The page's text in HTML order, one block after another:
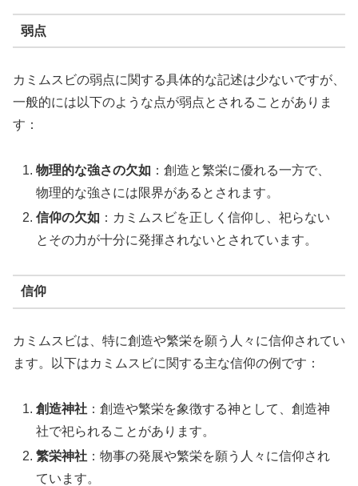
弱点
カミムスビの弱点に関する具体的な記述は少ないですが、
一般的には以下のような点が弱点とされることがありま
す：
物理的な強さの欠如 ：創造と繁栄に優れる一方で、
物理的な強さには限界があるとされます。
信仰の欠如 ：カミムスビを正しく信仰し、祀らない
とその力が十分に発揮されないとされています。
信仰
カミムスビは、特に創造や繁栄を願う人々に信仰されてい
ます。以下はカミムスビに関する主な信仰の例です：
創造神社 ：創造や繁栄を象徴する神として、創造神
社で祀られることがあります。
繁栄神社 ：物事の発展や繁栄を願う人々に信仰され
ています。